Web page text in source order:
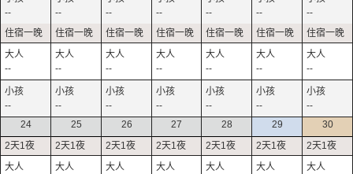
--
--
--
--
--
--
--
--
--
--
--
--
--
--
--
--
--
--
--
--
--
24
25 26 27 28 29 30